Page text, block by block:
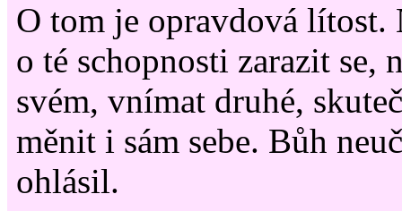
O tom je opravdová lítost.
o té schopnosti zarazit se,
svém, vnímat druhé,
měnit i sám sebe. Bůh
ohlásil.